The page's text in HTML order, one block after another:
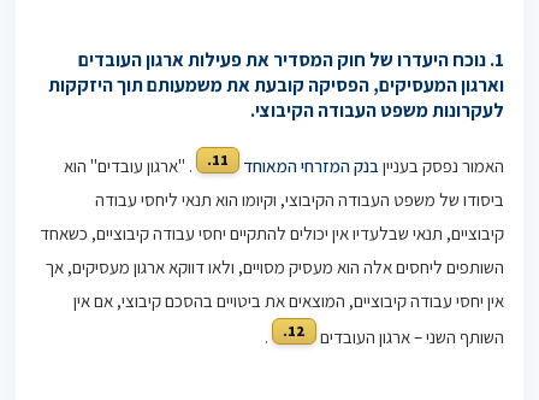
1. נוכח היעדרו של חוק המסדיר את פעילות ארגון העובדים
וארגון המעסיקים, הפסיקה קובעת את משמעותם תוך היזקקות
לעקרונות משפט העבודה הקיבוצי.
האמור נפסק בעניין בנק המזרחי המאוחד 11.
. "ארגון עובדים" הוא
ביסודו של משפט העבודה הקיבוצי, וקיומו הוא תנאי ליחסי עבודה
קיבוציים, תנאי שבלעדיו אין יכולים להתקיים יחסי עבודה קיבוציים, כשאחד
השותפים ליחסים אלה הוא מעסיק מסויים, ולאו דווקא ארגון מעסיקים, אך
אין יחסי עבודה קיבוציים, המוצאים את ביטויים בהסכם קיבוצי, אם אין
השותף השני – ארגון העובדים
12.
.